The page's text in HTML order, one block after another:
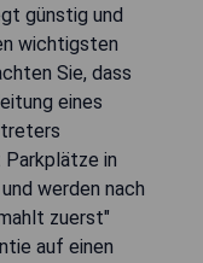
günstig und
wichtigsten
Sie, dass
eines
in
werden nach
zuerst"
auf einen